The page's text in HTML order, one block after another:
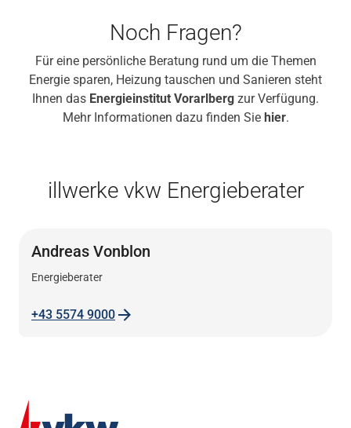
Noch Fragen?
Für eine persönliche Beratung rund um die Themen
Energie sparen, Heizung tauschen und Sanieren steht
Ihnen das Energieinstitut Vorarlberg zur Verfügung.
Mehr Informationen dazu finden Sie hier.
illwerke vkw Energieberater
Andreas Vonblon
Energieberater
+43 5574 9000